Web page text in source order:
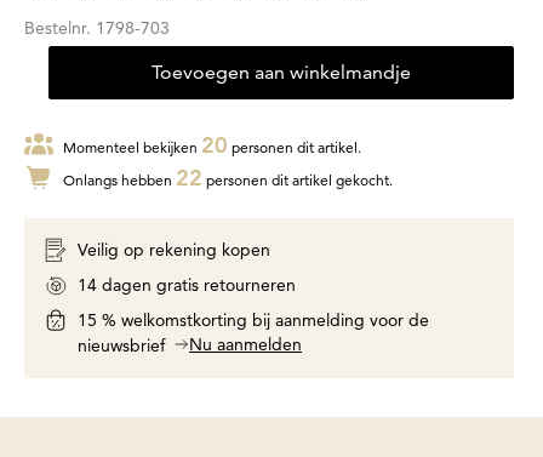
Bestelnr. 1798-703
Toevoegen aan winkelmandje
Momenteel bekijken 20 personen dit artikel.
Onlangs hebben 22 personen dit artikel gekocht.
Veilig op rekening kopen
14 dagen gratis retourneren
15 % welkomstkorting bij aanmelding voor de
nieuwsbrief
Nu aanmelden